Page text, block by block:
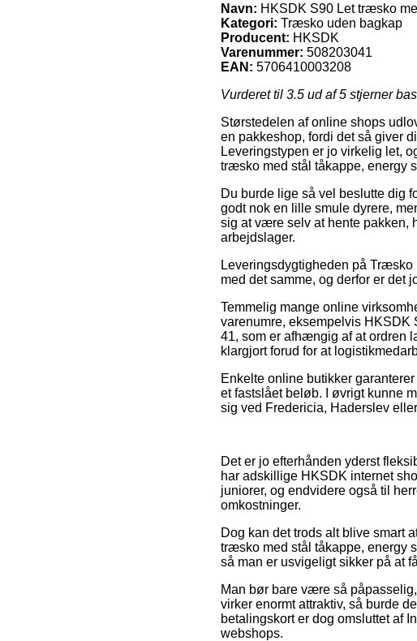
Navn: HKSDK S90 Let træsko
Kategori: Træsko uden bagkap
Producent: HKSDK
Varenummer: 508203041
EAN: 5706410003208
Vurderet til 3.5 ud af 5 stjerner
Størstedelen af online shops
en pakkeshop, fordi det så giver
Leveringstypen er jo virkelig let,
træsko med stål tåkappe, energy
Du burde lige så vel beslutte dig
godt nok en lille smule dyrere,
sig at være selv at hente pakken,
arbejdslager.
Leveringsdygtigheden på
med det samme, og derfor er det
Temmelig mange online
varenumre, eksempelvis
41, som er afhængig af at ordren
klargjort forud for at
Enkelte online butikker
et fastslået beløb. I øvrigt kunne
sig ved Fredericia, Haderslev
Det er jo efterhånden yderst
har adskillige HKSDK internet
juniorer, og endvidere også til
omkostninger.
Dog kan det trods alt blive smart
træsko med stål tåkappe, energy
så man er usvigeligt sikker på at
Man bør bare være så
virker enormt attraktiv, så burde
betalingskort er dog omsluttet af
webshops.